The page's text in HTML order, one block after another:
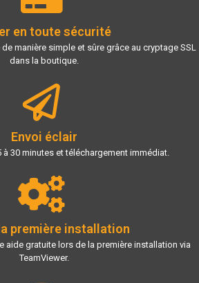
en toute sécurité
manière simple et sûre grâce au cryptage SSL
dans la boutique.
Envoi éclair
à 30 minutes et téléchargement immédiat.
première installation
aide gratuite lors de la première installation via
TeamViewer.